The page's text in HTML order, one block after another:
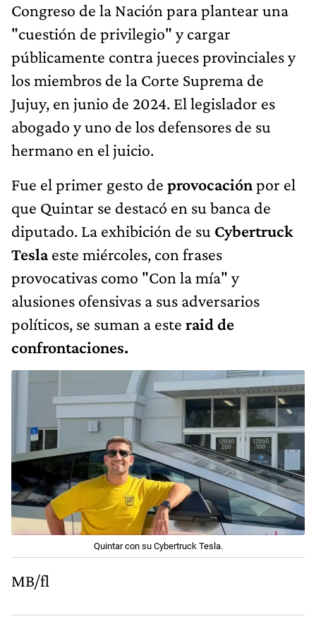
Congreso de la Nación para plantear una
"cuestión de privilegio" y cargar
públicamente contra jueces provinciales y
los miembros de la Corte Suprema de
Jujuy, en junio de 2024. El legislador es
abogado y uno de los defensores de su
hermano en el juicio.
Fue el primer gesto de provocaciónpor el
que Quintar se destacó en su banca de
diputado. La exhibición de su Cybertruck
Teslaeste miércoles, con frases
provocativas como "Con la mía" y
alusiones ofensivas a sus adversarios
políticos, se suman a este raid de
confrontaciones.
Quintar con su Cybertruck Tesla.
MB/fl